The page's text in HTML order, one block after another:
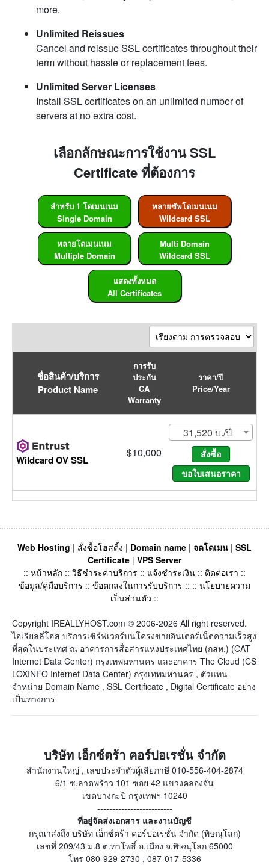
more.
Unlimited Reissues
Cancel and reissue SSL certificates throughout their
term without hassle or replacement fees.
Unlimited Server Licenses
Install SSL certificates on an unlimited number of
servers at no extra cost.
เลือกลักษณะการใช้งาน SSL
Certificate ที่ต้องการ
สำหรับ 1 โดเมนเนม
Single Domain
หลายซัพโดเมนเนม
Wildcard SSL
หลายโดเมนเนม
Multiple Domain
Multi Domain
Wildcard SSL
แสดงทั้งหมด
All Certificates
ชื่อสินค้า/บริการ
Product Name
การรับ
ประกัน
CA
Warranty
ราคา/ปี
Price/Year
Wildcard OV SSL
$10,000
31,520 บ./ปี
Web Hosting | สั่งซื้อโฮสติ้ง | Domain name | จดโดเมน | SSL
Certificate | VPS Server
:: หน้าหลัก :: วิธีชำระค่าบริการ :: แจ้งชำระเงิน :: ติดต่อเรา ::
ข้อมูล/คู่มือบริการ :: ข้อตกลงในการรับบริการ :: :: นโยบายความ
เป็นส่วนตัว ::
Copyright IREALLYHOST.com © 2006-2026 All right reserved.
ไอเรียลลี่โฮส บริการเซิร์ฟเวอร์บนโครงข่ายอินเตอร์เน็ตความเร็วสูง
ที่สุดในประเทศ ณ อาคารการสื่อสารแห่งประเทศไทย (กสท.) (CAT
Internet Data Center) กรุงเทพมหานคร และอาคาร The Cloud (CS
LOXINFO Internet Data Center) กรุงเทพมหานคร , ตัวแทน
จำหน่าย Domain Name , SSL Certificate , Digital Certificate อย่าง
เป็นทางการ
บริษัท เอ็กซ์ตร้า คอร์ปอเรชั่น จำกัด
สำนักงานใหญ่ , เลขประจำตัวผู้เสียภาษี 010-556-404-2874
6/1 ซ.ลาดพร้าว 101 ซอย 42 แขวงคลองจั่น
เขตบางกะปิ กรุงเทพฯ 10240
-------------------------
ที่อยู่จัดส่งเอกสาร และงานบัญชี
กรุณาส่งถึง บริษัท เอ็กซ์ตร้า คอร์ปอเรชั่น จำกัด (พิษณุโลก)
เลขที่ 209/43 ม.8 ต.ท่าโพธิ์ อ.เมือง จ.พิษณุโลก 65000
โทร 080-929-2730 , 087-017-5336